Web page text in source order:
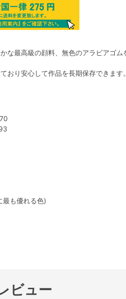
な最高級の顔料、無色のアラビアゴ
おり安心して作品を長期保存できます。
も優れる色)
ビュー